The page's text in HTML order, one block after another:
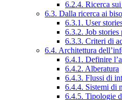
6.2.4. Ricerca
6.3. Dalla ricerca ai
6.3.1. User
6.3.2. Job
6.3.3. Criteri di
6.4. Architettura
6.4.1. Definire
6.4.2. Alberatura
6.4.3. Flussi di
6.4.4. Sistemi di
6.4.5. Tipologie